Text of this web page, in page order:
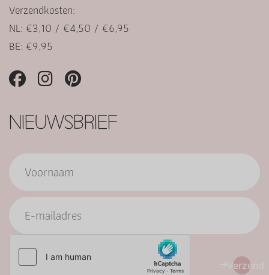
Verzendkosten:
NL: €3,10 / €4,50 / €6,95
BE: €9,95
NIEUWSBRIEF
Verzend